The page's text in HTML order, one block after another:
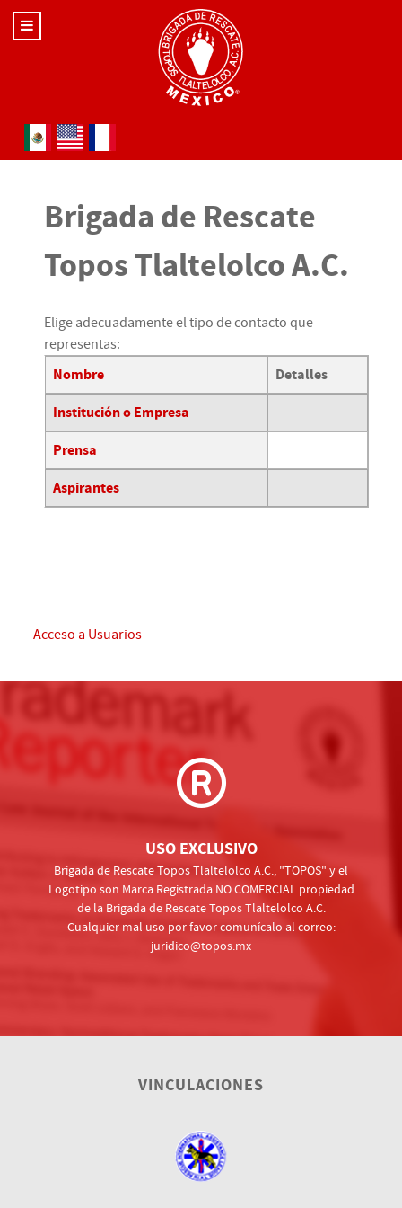
Seleccione su idioma
Brigada de Rescate
Topos Tlaltelolco A.C.
Elige adecuadamente el tipo de contacto que
representas:
Tabla de contactos,
Nombre Detalles
Institución o Empresa
Prensa
Aspirantes
Acceso a Usuarios
USO EXCLUSIVO
Brigada de Rescate Topos Tlaltelolco A.C., "TOPOS" y el
Logotipo son Marca Registrada NO COMERCIAL propiedad
de la Brigada de Rescate Topos Tlaltelolco A.C.
Cualquier mal uso por favor comunícalo al correo:
juridico@topos.mx
VINCULACIONES